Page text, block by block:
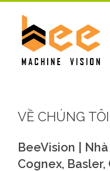
VỀ CHÚNG TÔI
BeeVision |
Cognex, Basler,